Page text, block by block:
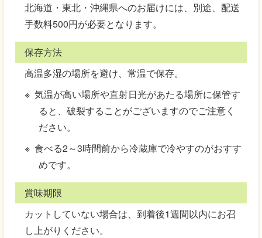
北海道・東北・沖縄県へのお届けには、別途、配送
手数料500円が必要となります。
保存方法
高温多湿の場所を避け、常温で保存。
気温が高い場所や直射日光があたる場所に保管す
ると、破裂することがございますのでご注意く
ださい。
食べる2～3時間前から冷蔵庫で冷やすのがおすす
めです。
賞味期限
カットしていない場合は、到着後1週間以内にお召
し上がりください。